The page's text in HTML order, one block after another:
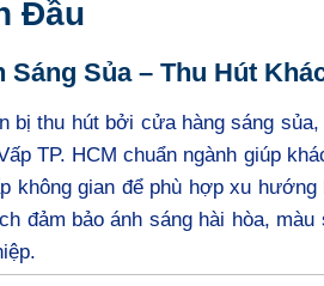
Đầu
Sáng Sủa – Thu Hút
bị thu hút bởi cửa hàng sáng
TP. HCM chuẩn ngành giúp
không gian để phù hợp xu
đảm bảo ánh sáng hài hòa,